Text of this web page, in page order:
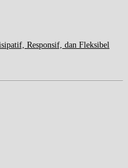
Responsif, dan Fleksibel